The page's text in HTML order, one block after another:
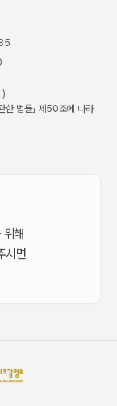
)
한 법률」 제50조에 따라
위해
시면